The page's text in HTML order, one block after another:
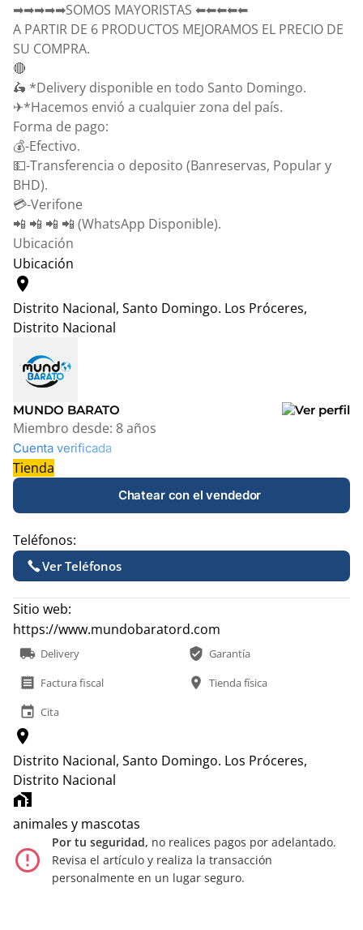
➡➡➡➡➡SOMOS MAYORISTAS ⬅⬅⬅⬅⬅
A PARTIR DE 6 PRODUCTOS MEJORAMOS EL PRECIO DE
SU COMPRA.
🔴
🛵 *Delivery disponible en todo Santo Domingo.
✈*Hacemos envió a cualquier zona del país.
Forma de pago:
💰-Efectivo.
💵-Transferencia o deposito (Banreservas, Popular y
BHD).
💳-Verifone
📲 📲 📲 📲 (WhatsApp Disponible).
Ubicación
Ubicación
location_on
Distrito Nacional, Santo Domingo. Los Próceres,
Distrito Nacional
+
−
MUNDO BARATO
Miembro desde: 8 años
Cuenta verificada
Tienda
Chatear con el vendedor
Teléfonos:
Ver Teléfonos
Sitio web:
https://www.mundobaratord.com
local_shipping Delivery verified_user Garantía
receipt Factura fiscal location_on Tienda física
event Cita
location_on
Distrito Nacional, Santo Domingo. Los Próceres,
Distrito Nacional
home_work
animales y mascotas
error_outline
Por tu seguridad, no realices pagos por adelantado.
Revisa el artículo y realiza la transacción
personalmente en un lugar seguro.